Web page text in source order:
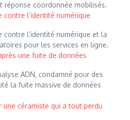
réponse coordonnée mobilisés.
contre l’identité numérique
contre l’identité numérique et la
pour les services en ligne.
une fuite de données
ADN, condamné pour des
la fuite massive de données
une céramiste qui a tout perdu